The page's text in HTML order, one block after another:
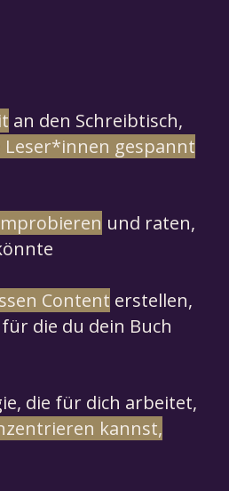
an den Schreibtisch,
Leser*innen gespannt
und raten,
Content erstellen,
die du dein Buch
die für dich arbeitet,
kannst,